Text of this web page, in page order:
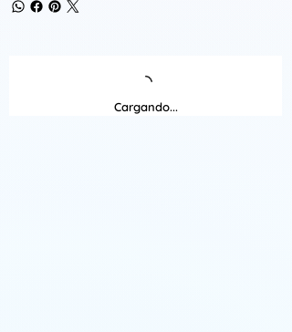
Cargando...